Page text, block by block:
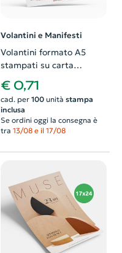
Volantini e Manifesti
Volantini formato A5
stampati su carta
patinata. Possibilità di
richiedere anche il
progetto grafico
€ 0,71
cad. per 100unità stampa
inclusa
Se ordini oggi la consegna è
tra 13/08 e il 17/08